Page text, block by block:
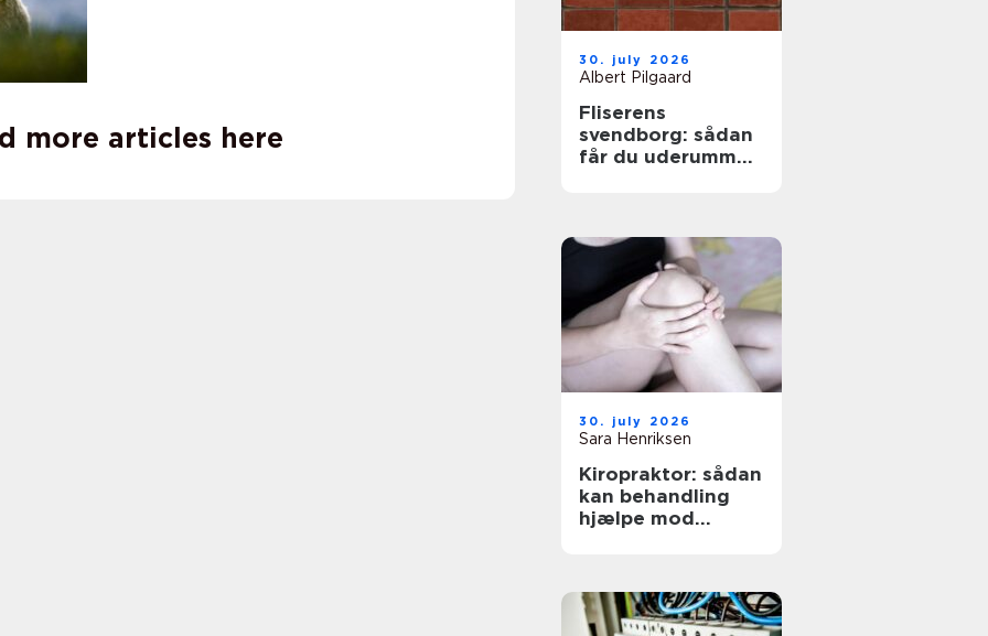
more articles here
30. july 2026
Albert Pilgaard
Fliserens
svendborg: sådan
får du uderummet
30. july 2026
Sara Henriksen
Kiropraktor: sådan
kan behandling
hjælpe mod